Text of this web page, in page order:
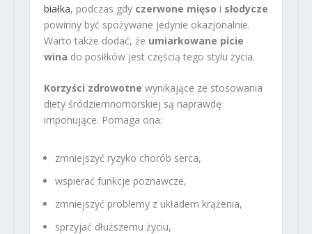
białka, podczas gdy czerwone mięso i słodycze
powinny być spożywane jedynie okazjonalnie.
Warto także dodać, że umiarkowane picie
wina do posiłków jest częścią tego stylu życia.
Korzyści zdrowotne wynikające ze stosowania
diety śródziemnomorskiej są naprawdę
imponujące. Pomaga ona:
zmniejszyć ryzyko chorób serca,
wspierać funkcje poznawcze,
zmniejszyć problemy z układem krążenia,
sprzyjać dłuższemu życiu,